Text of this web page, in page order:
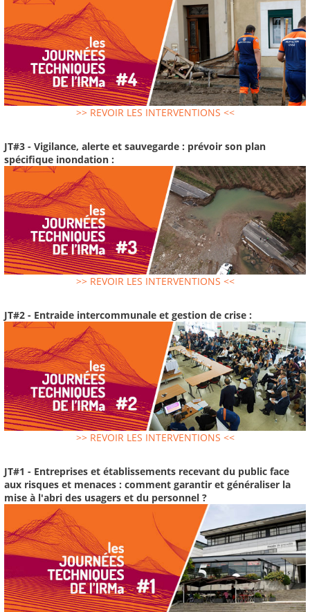
>> REVOIR LES INTERVENTIONS <<
JT#3 - Vigilance, alerte et sauvegarde : prévoir son plan
spécifique inondation :
>> REVOIR LES INTERVENTIONS <<
JT#2 - Entraide intercommunale et gestion de crise :
>> REVOIR LES INTERVENTIONS <<
JT#1 - Entreprises et établissements recevant du public face
aux risques et menaces : comment garantir et généraliser la
mise à l'abri des usagers et du personnel ?